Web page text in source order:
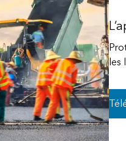
Tous les récits
les